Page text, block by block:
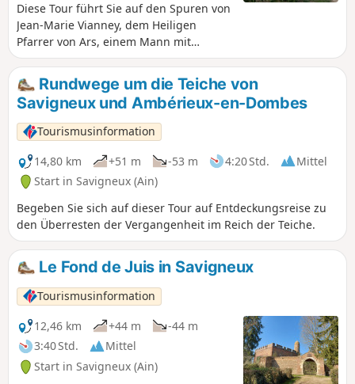
Diese Tour führt Sie auf den Spuren von
Jean-Marie Vianney, dem Heiligen
Pfarrer von Ars, einem Mann mit
außergewöhnlichem Schicksal, und
lässt Sie eine Landschaft entdecken, die
zur Erholung einlädt.
Rundwege um die Teiche von
Savigneux und Ambérieux-en-Dombes
Tourismusinformation
14,80 km
+51 m -53 m 4:20 Std.
Mittel
Start in Savigneux (Ain)
Begeben Sie sich auf dieser Tour auf Entdeckungsreise zu
den Überresten der Vergangenheit im Reich der Teiche.
Le Fond de Juis in Savigneux
Tourismusinformation
12,46 km
+44 m
-44 m
3:40 Std.
Mittel
Start in Savigneux (Ain)